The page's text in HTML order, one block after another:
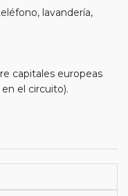
lavandería,
capitales europeas
el circuito).